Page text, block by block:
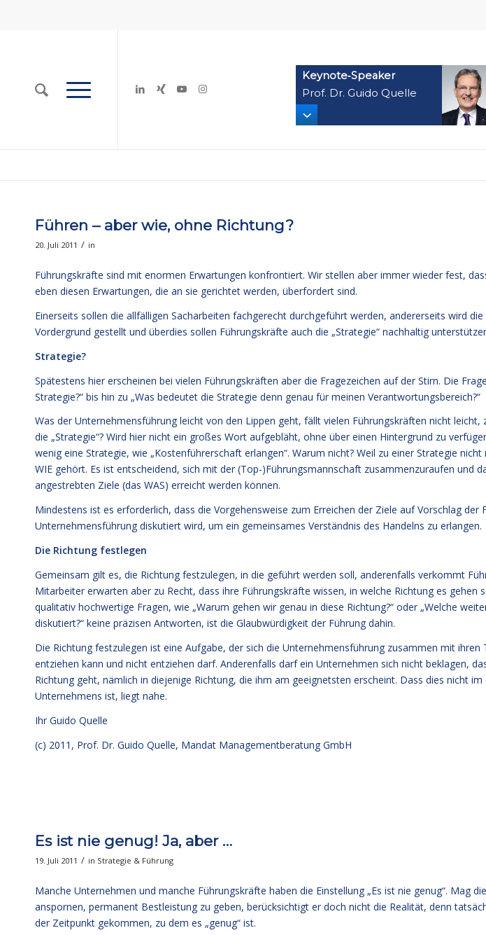
Keynote‑Speaker
Prof. Dr. Guido Quelle
Führen – aber wie, ohne Richtung?
20. Juli 2011 / in
Führungskräfte sind mit enormen Erwartungen konfrontiert. Wir stellen aber immer wieder fest,
eben diesen Erwartungen, die an sie gerichtet werden, überfordert sind.
Einerseits sollen die allfälligen Sacharbeiten fachgerecht durchgeführt werden, andererseits wird
Vordergrund gestellt und überdies sollen Führungskräfte auch die „Strategie“ nachhaltig
Strategie?
Spätestens hier erscheinen bei vielen Führungskräften aber die Fragezeichen auf der Stirn. Die
Strategie?“ bis hin zu „Was bedeutet die Strategie denn genau für meinen Verantwortungsbereich?“
Was der Unternehmensführung leicht von den Lippen geht, fällt vielen Führungskräften nicht leicht,
die „Strategie“? Wird hier nicht ein großes Wort aufgebläht, ohne über einen Hintergrund zu
wenig eine Strategie, wie „Kostenführerschaft erlangen“. Warum nicht? Weil zu einer Strategie
WIE gehört. Es ist entscheidend, sich mit der (Top-)Führungsmannschaft zusammenzuraufen und
angestrebten Ziele (das WAS) erreicht werden können.
Mindestens ist es erforderlich, dass die Vorgehensweise zum Erreichen der Ziele auf Vorschlag
Unternehmensführung diskutiert wird, um ein gemeinsames Verständnis des Handelns zu erlangen.
Die Richtung festlegen
Gemeinsam gilt es, die Richtung festzulegen, in die geführt werden soll, anderenfalls verkommt
Mitarbeiter erwarten aber zu Recht, dass ihre Führungskräfte wissen, in welche Richtung es gehen
qualitativ hochwertige Fragen, wie „Warum gehen wir genau in diese Richtung?“ oder „Welche
diskutiert?“ keine präzisen Antworten, ist die Glaubwürdigkeit der Führung dahin.
Die Richtung festzulegen ist eine Aufgabe, der sich die Unternehmensführung zusammen mit
entziehen kann und nicht entziehen darf. Anderenfalls darf ein Unternehmen sich nicht beklagen,
Richtung geht, nämlich in diejenige Richtung, die ihm am geeignetsten erscheint. Dass dies nicht im
Unternehmens ist, liegt nahe.
Ihr Guido Quelle
(c) 2011, Prof. Dr. Guido Quelle, Mandat Managementberatung GmbH
Es ist nie genug! Ja, aber …
19. Juli 2011 / in Strategie & Führung
Manche Unternehmen und manche Führungskräfte haben die Einstellung „Es ist nie genug“. Mag
anspornen, permanent Bestleistung zu geben, berücksichtigt er doch nicht die Realität, denn
der Zeitpunkt gekommen, zu dem es „genug“ ist.